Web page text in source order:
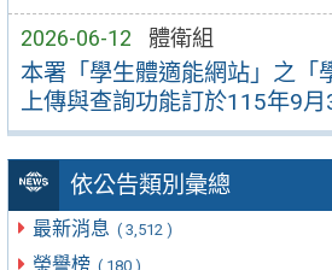
2026-06-12 體衛組
本署「學生體適能網站」之「
上傳與查詢功能訂於115年9
依公告類別彙總
最新消息 ( 3,512 )
榮譽榜 ( 180 )